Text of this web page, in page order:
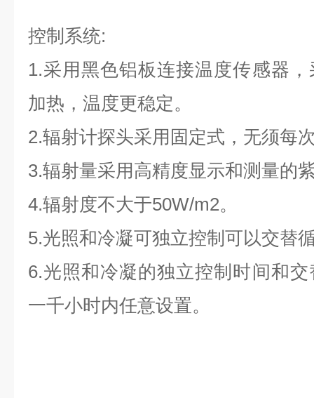
控制系统:
1.采用黑色铝板连接温度传感器
加热，温度更稳定。
2.辐射计探头采用固定式，无须每
3.辐射量采用高精度显示和测量的
4.辐射度不大于50W/m2。
5.光照和冷凝可独立控制可以交替
6.光照和冷凝的独立控制时间和
一千小时内任意设置。